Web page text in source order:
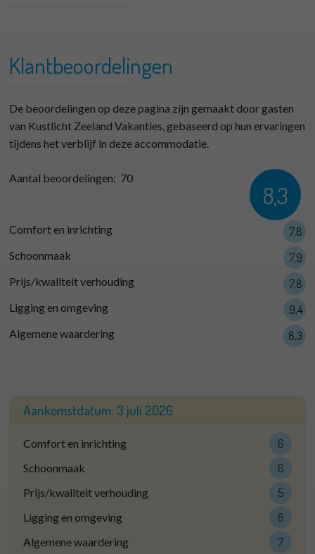
Klantbeoordelingen
De beoordelingen op deze pagina zijn gemaakt door gasten
van Kustlicht Zeeland Vakanties, gebaseerd op hun ervaringen
tijdens het verblijf in deze accommodatie.
Aantal beoordelingen:
8,3
70
Comfort en inrichting 7,8
Schoonmaak 7,9
Prijs/kwaliteit verhouding 7,8
Ligging en omgeving 9,4
Algemene waardering 8,3
Aankomstdatum: 3 juli 2026
Comfort en inrichting 6
Schoonmaak 6
Prijs/kwaliteit verhouding 5
Ligging en omgeving 8
Algemene waardering 7